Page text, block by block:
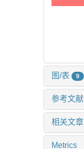
图/表 9
参考文献
相关文章
Metrics